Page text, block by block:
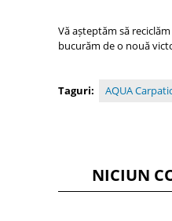
Vă așteptăm să
bucurăm de o nouă
Taguri: AQUA
NICIUN